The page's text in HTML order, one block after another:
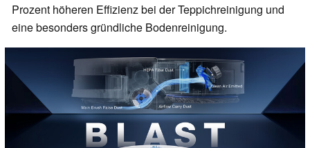
Prozent höheren Effizienz bei der Teppichreinigung und
eine besonders gründliche Bodenreinigung.